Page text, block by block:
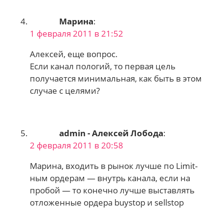
Марина:
1 февраля 2011 в 21:52
Алексей, еще вопрос.
Если канал пологий, то первая цель
получается минимальная, как быть в этом
случае с целями?
admin - Алексей Лобода:
2 февраля 2011 в 20:58
Марина, входить в рынок лучше по Limit-
ным ордерам — внутрь канала, если на
пробой — то конечно лучше выставлять
отложенные ордера buystop и sellstop